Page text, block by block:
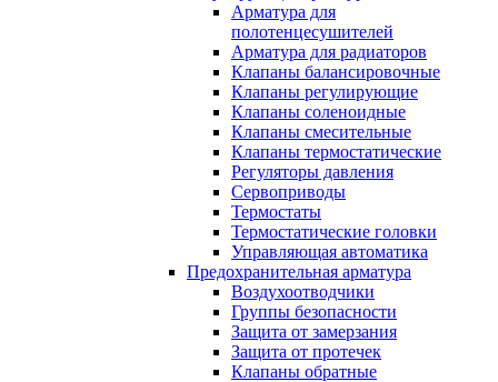
Арматура для
полотенцесушителей
Арматура для радиаторов
Клапаны балансировочные
Клапаны регулирующие
Клапаны соленоидные
Клапаны смесительные
Клапаны термостатические
Регуляторы давления
Сервоприводы
Термостаты
Термостатические головки
Управляющая автоматика
Предохранительная арматура
Воздухоотводчики
Группы безопасности
Защита от замерзания
Защита от протечек
Клапаны обратные